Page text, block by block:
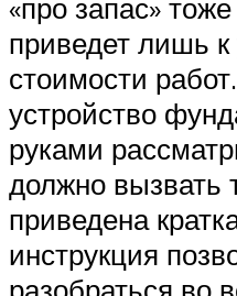
«про запас»
приведет лишь
стоимости
устройство
руками
должно вызвать
приведена
инструкция